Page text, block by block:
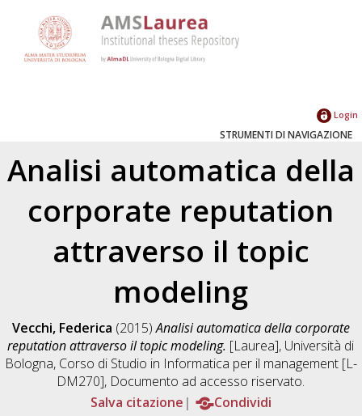
Login
STRUMENTI DI NAVIGAZIONE
Analisi automatica della
corporate reputation
attraverso il topic
modeling
Vecchi, Federica (2015)Analisi automatica della corporate
reputation attraverso il topic modeling. [Laurea], Università di
Bologna, Corso di Studio in Informatica per il management [L-
DM270], Documento ad accesso riservato.
Salva citazione
Condividi